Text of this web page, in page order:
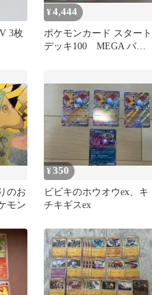
3枚
¥4,444
ポケモンカード スタート
デッキ100 MEGA バト
のお
モン
¥350
ビビキのホウオウex、キ
チキギスex